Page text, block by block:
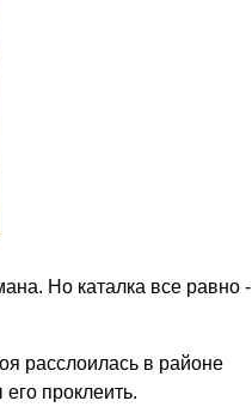
Но каталка все равно -
расслоилась в районе
проклеить.